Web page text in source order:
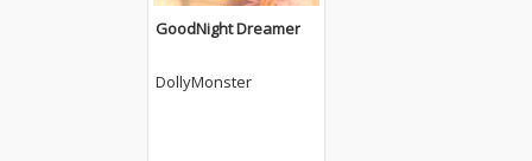
GoodNight Dreamer
DollyMonster